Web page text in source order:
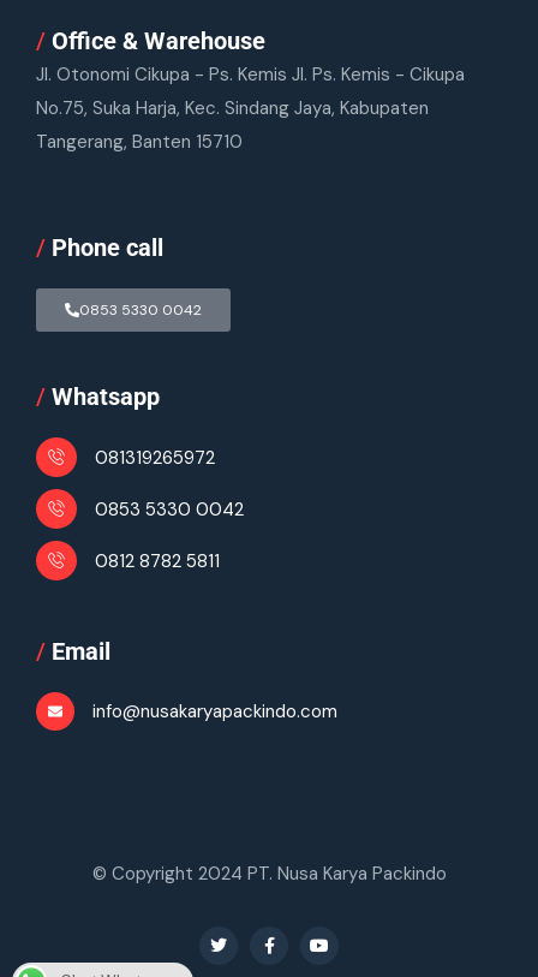
/ Office & Warehouse
Jl. Otonomi Cikupa - Ps. Kemis Jl. Ps. Kemis - Cikupa
No.75, Suka Harja, Kec. Sindang Jaya, Kabupaten
Tangerang, Banten 15710
/ Phone call
0853 5330 0042
/ Whatsapp
081319265972
0853 5330 0042
0812 8782 5811
/ Email
info@nusakaryapackindo.com
© Copyright 2024 PT. Nusa Karya Packindo